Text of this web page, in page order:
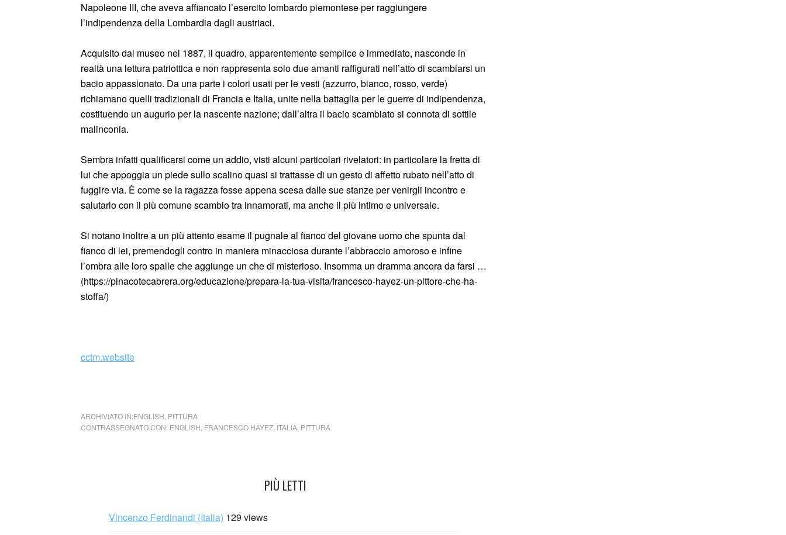
Napoleone III, che aveva affiancato l’esercito lombardo piemontese per raggiungere
l’indipendenza della Lombardia dagli austriaci.
Acquisito dal museo nel 1887, il quadro, apparentemente semplice e immediato, nasconde in
realtà una lettura patriottica e non rappresenta solo due amanti raffigurati nell’atto di scambiarsi un
bacio appassionato. Da una parte i colori usati per le vesti (azzurro, bianco, rosso, verde)
richiamano quelli tradizionali di Francia e Italia, unite nella battaglia per le guerre di indipendenza,
costituendo un augurio per la nascente nazione; dall’altra il bacio scambiato si connota di sottile
malinconia.
Sembra infatti qualificarsi come un addio, visti alcuni particolari rivelatori: in particolare la fretta di
lui che appoggia un piede sullo scalino quasi si trattasse di un gesto di affetto rubato nell’atto di
fuggire via. È come se la ragazza fosse appena scesa dalle sue stanze per venirgli incontro e
salutarlo con il più comune scambio tra innamorati, ma anche il più intimo e universale.
Si notano inoltre a un più attento esame il pugnale al fianco del giovane uomo che spunta dal
fianco di lei, premendogli contro in maniera minacciosa durante l’abbraccio amoroso e infine
l’ombra alle loro spalle che aggiunge un che di misterioso. Insomma un dramma ancora da farsi …
(https://pinacotecabrera.org/educazione/prepara-la-tua-visita/francesco-hayez-un-pittore-che-ha-
stoffa/)
cctm.website
ARCHIVIATO IN:ENGLISH PITTURA
CONTRASSEGNATO CON: ENGLISH FRANCESCO HAYEZ ITALIA PITTURA
PIÙ LETTI
Vincenzo Ferdinandi (Italia) 129 views